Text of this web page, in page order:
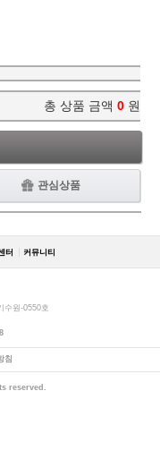
총 상품 금액 0 원
관심상품
터 커뮤니티
수원-0550호
침
reserved.